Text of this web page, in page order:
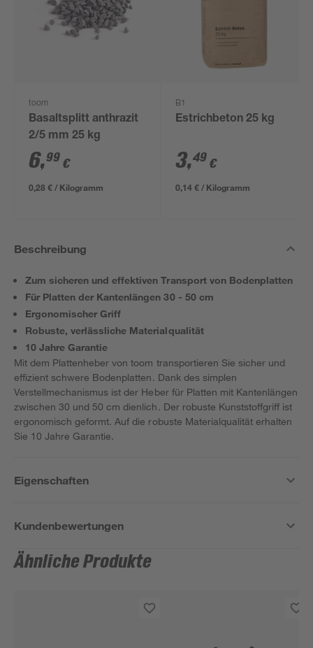
toom
Basaltsplitt anthrazit
2/5 mm 25 kg
6,99 €
0,28 € / Kilogramm
B1
Estrichbeton 25 kg
3,49 €
0,14 € / Kilogramm
Beschreibung
Zum sicheren und effektiven Transport von Bodenplatten
Für Platten der Kantenlängen 30 - 50 cm
Ergonomischer Griff
Robuste, verlässliche Materialqualität
10 Jahre Garantie
Mit dem Plattenheber von toom transportieren Sie sicher und
effizient schwere Bodenplatten. Dank des simplen
Verstellmechanismus ist der Heber für Platten mit Kantenlängen
zwischen 30 und 50 cm dienlich. Der robuste Kunststoffgriff ist
ergonomisch geformt. Auf die robuste Materialqualität erhalten
Sie 10 Jahre Garantie.
Eigenschaften
Kundenbewertungen
Ähnliche Produkte